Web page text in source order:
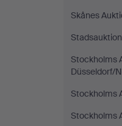
Skånes
Stockholms
Düsseldorf/
Stockholms
Stockholms